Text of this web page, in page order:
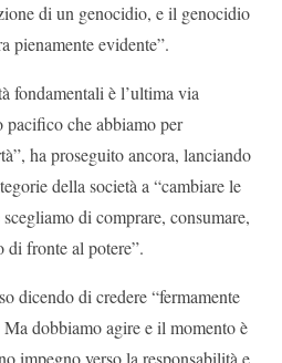
di un genocidio, e il genocidio
pienamente evidente”.
fondamentali è l’ultima via
che abbiamo per
ha proseguito ancora, lanciando
della società a “cambiare le
di comprare, consumare,
di fronte al potere”.
dicendo di credere “fermamente
dobbiamo agire e il momento è